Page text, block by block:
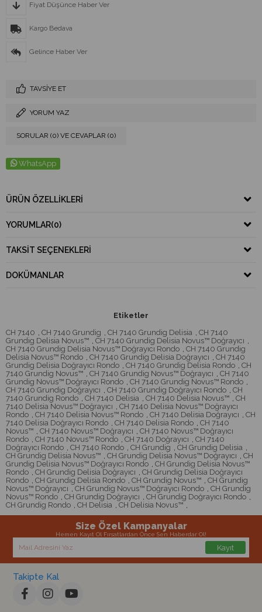
Fiyat Düşünce Haber Ver
Kargo Bedava
Gelince Haber Ver
TAVSIYE ET
YORUM YAZ
SORULAR (0) VE CEVAPLAR (0)
WhatsApp
ÜRÜN ÖZELLIKLERI
YORUMLAR(0)
TAKSIT SEÇENEKLERI
DOKÜMANLAR
Etiketler
CH 7140 , CH 7140 Grundig , CH 7140 Grundig Delisia , CH 7140
Grundig Delisia Novus™ , CH 7140 Grundig Delisia Novus™ Doğrayıcı ,
CH 7140 Grundig Delisia Novus™ Doğrayıcı Rondo , CH 7140 Grundig
Delisia Novus™ Rondo , CH 7140 Grundig Delisia Doğrayıcı , CH 7140
Grundig Delisia Doğrayıcı Rondo , CH 7140 Grundig Delisia Rondo , CH
7140 Grundig Novus™ , CH 7140 Grundig Novus™ Doğrayıcı , CH 7140
Grundig Novus™ Doğrayıcı Rondo , CH 7140 Grundig Novus™ Rondo ,
CH 7140 Grundig Doğrayıcı , CH 7140 Grundig Doğrayıcı Rondo , CH
7140 Grundig Rondo , CH 7140 Delisia , CH 7140 Delisia Novus™ , CH
7140 Delisia Novus™ Doğrayıcı , CH 7140 Delisia Novus™ Doğrayıcı
Rondo , CH 7140 Delisia Novus™ Rondo , CH 7140 Delisia Doğrayıcı , CH
7140 Delisia Doğrayıcı Rondo , CH 7140 Delisia Rondo , CH 7140
Novus™ , CH 7140 Novus™ Doğrayıcı , CH 7140 Novus™ Doğrayıcı
Rondo , CH 7140 Novus™ Rondo , CH 7140 Doğrayıcı , CH 7140
Doğrayıcı Rondo , CH 7140 Rondo , CH Grundig , CH Grundig Delisia ,
CH Grundig Delisia Novus™ , CH Grundig Delisia Novus™ Doğrayıcı , CH
Grundig Delisia Novus™ Doğrayıcı Rondo , CH Grundig Delisia Novus™
Rondo , CH Grundig Delisia Doğrayıcı , CH Grundig Delisia Doğrayıcı
Rondo , CH Grundig Delisia Rondo , CH Grundig Novus™ , CH Grundig
Novus™ Doğrayıcı , CH Grundig Novus™ Doğrayıcı Rondo , CH Grundig
Novus™ Rondo , CH Grundig Doğrayıcı , CH Grundig Doğrayıcı Rondo ,
CH Grundig Rondo , CH Delisia , CH Delisia Novus™ ,
Size Özel Kampanyalar
Hemen Kayıt Ol Fırsatlardan Önce Sen Haberdar Ol!
Kayıt
Takipte Kal